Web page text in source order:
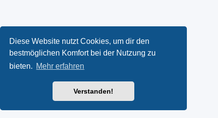
Diese Website nutzt Cookies, um dir den
bestmöglichen Komfort bei der Nutzung zu
bieten. Mehr erfahren
Verstanden!